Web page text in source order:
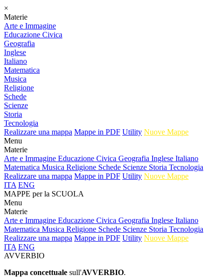
×
Materie
Arte e Immagine
Educazione Civica
Geografia
Inglese
Italiano
Matematica
Musica
Religione
Schede
Scienze
Storia
Tecnologia
Realizzare una mappa Mappe in PDF Utility Nuove Mappe
Menu
Materie
Arte e Immagine Educazione Civica Geografia Inglese Italiano
Matematica Musica Religione Schede Scienze Storia Tecnologia
Realizzare una mappa Mappe in PDF Utility Nuove Mappe
ITA ENG
MAPPE per la SCUOLA
Menu
Materie
Arte e Immagine Educazione Civica Geografia Inglese Italiano
Matematica Musica Religione Schede Scienze Storia Tecnologia
Realizzare una mappa Mappe in PDF Utility Nuove Mappe
ITA ENG
AVVERBIO
Mappa concettuale sull'AVVERBIO.